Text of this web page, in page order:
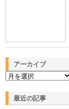
アーカイブ
最近の記事